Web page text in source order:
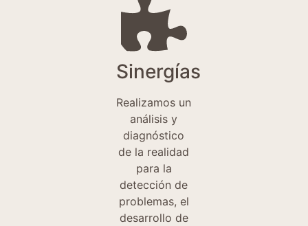
Sinergías
Realizamos un
análisis y
diagnóstico
de la realidad
para la
detección de
problemas, el
desarrollo de